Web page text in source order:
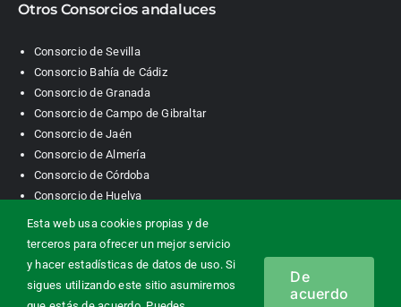
Otros Consorcios andaluces
Consorcio de Sevilla
Consorcio Bahía de Cádiz
Consorcio de Granada
Consorcio de Campo de Gibraltar
Consorcio de Jaén
Consorcio de Almería
Consorcio de Córdoba
Consorcio de Huelva
Consorcio de Transporte Metropolitano. Área de Málaga |
Contacto| Información legal Política de privacidad|
Esta web usa cookies propias y de
terceros para ofrecer un mejor servicio
y hacer estadísticas de datos de uso. Si
sigues utilizando este sitio asumiremos
De
acuerdo